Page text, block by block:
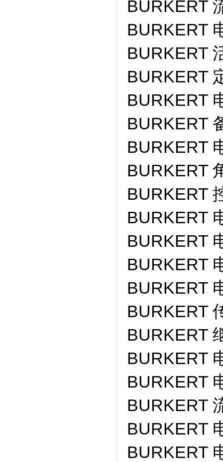
BURKERT
BURKERT
BURKERT
BURKERT
BURKERT
BURKERT
BURKERT
BURKERT
BURKERT
BURKERT
BURKERT
BURKERT
BURKERT
BURKERT
BURKERT
BURKERT
BURKERT
BURKERT
BURKERT
BURKERT